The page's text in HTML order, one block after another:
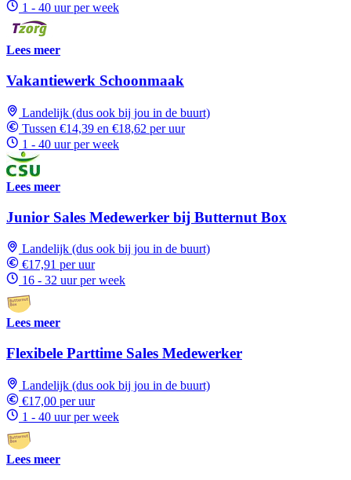
1 - 40 uur per week
Lees meer
Vakantiewerk Schoonmaak
Landelijk (dus ook bij jou in de buurt)
Tussen €14,39 en €18,62 per uur
1 - 40 uur per week
Lees meer
Junior Sales Medewerker bij Butternut Box
Landelijk (dus ook bij jou in de buurt)
€17,91 per uur
16 - 32 uur per week
Lees meer
Flexibele Parttime Sales Medewerker
Landelijk (dus ook bij jou in de buurt)
€17,00 per uur
1 - 40 uur per week
Lees meer